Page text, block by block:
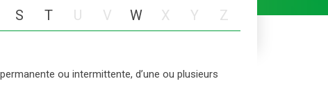
S T U V W X Y Z
ou intermittente, d’une ou plusieurs